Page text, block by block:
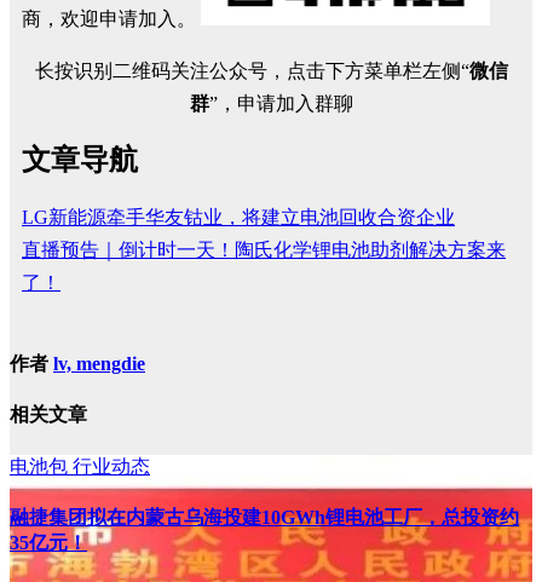
商，欢迎申请加入。
长按识别二维码关注公众号，点击下方菜单栏左侧“微信
群”，申请加入群聊
文章导航
LG新能源牵手华友钴业，将建立电池回收合资企业
直播预告｜倒计时一天！陶氏化学锂电池助剂解决方案来
了！
作者 lv, mengdie
相关文章
电池包 行业动态
融捷集团拟在内蒙古乌海投建10GWh锂电池工厂，总投资约
35亿元！